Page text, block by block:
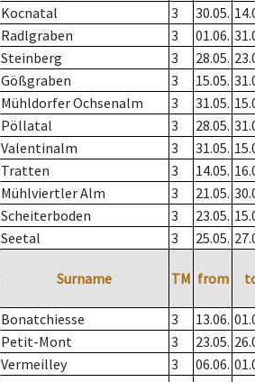
Kocnatal 3 30.05.
Radlgraben 3 01.06.
Steinberg 3 28.05.
Gößgraben 3 15.05.
Mühldorfer Ochsenalm 3 31.05.
Pöllatal 3 28.05.
Valentinalm 3 31.05.
Tratten 3 14.05.
Mühlviertler Alm 3 21.05.
Scheiterboden 3 23.05.
Seetal 3 25.05.
Surname TM from
Bonatchiesse 3 13.06.
Petit-Mont 3 23.05.
Vermeilley 3 06.06.